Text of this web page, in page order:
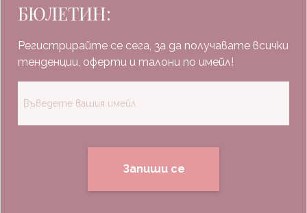
БЮЛЕТИН:
Регистрирайте се сега, за да получавате всички
тенденции, оферти и талони по имейл!
Запиши се